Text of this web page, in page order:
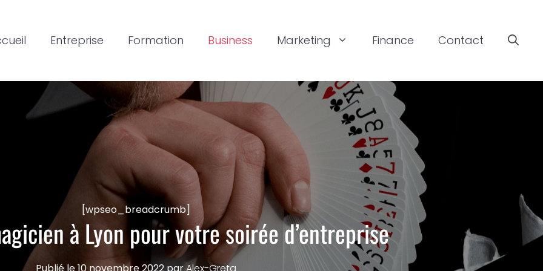
Entreprise Formation Business Marketing Finance Contact
[wpseo_breadcrumb]
à Lyon pour votre soirée d’entreprise
Publié le10 novembre 2022parAlex-Greta